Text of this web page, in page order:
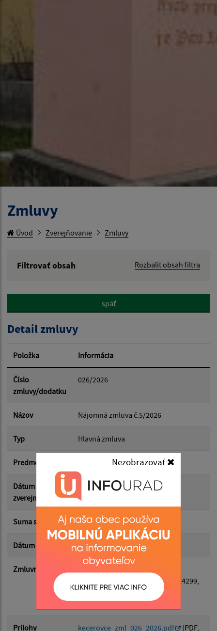
Nezobrazovať
Zmluvy
Úvod Zverejňovanie Zmluvy
Filtrovať obsah
Rozbaliť obsah filtra
Hľadať v:
Dátum od:
Dátum do:
Suma od:
späť
Detail zmluvy
Položka Informácia
Číslo
zmluvy/dodatku
026/2026
Názov Nájomná zmluva č.5/2026
Typ Hlavná zmluva
Predmet Prenájom hrobového miesta
Dátum
zverejnenia
10.05.2026
Suma s DPH* 21.00 €
Dátum uzavretia 13.03.2026
Zmluvná strana Odberateľ
: Kecerovce, IČO: 00324299,
Adresa: Kecerovce 92, Mesto:
Kecerovce, PSČ: 04447
Prílohy kecerovce_zml_026_2026.pdf (PDF,